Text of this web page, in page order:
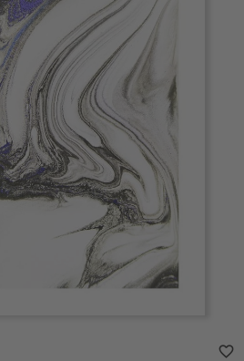
favorite_border